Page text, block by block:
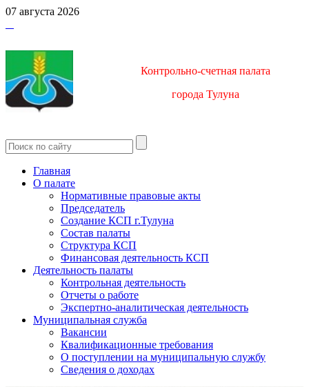
07 августа 2026
Контрольно-счетная палата
города Тулуна
Главная
О палате
Нормативные правовые акты
Председатель
Создание КСП г.Тулуна
Состав палаты
Структура КСП
Финансовая деятельность КСП
Деятельность палаты
Контрольная деятельность
Отчеты о работе
Экспертно-аналитическая деятельность
Муниципальная служба
Вакансии
Квалификационные требования
О поступлении на муниципальную службу
Сведения о доходах